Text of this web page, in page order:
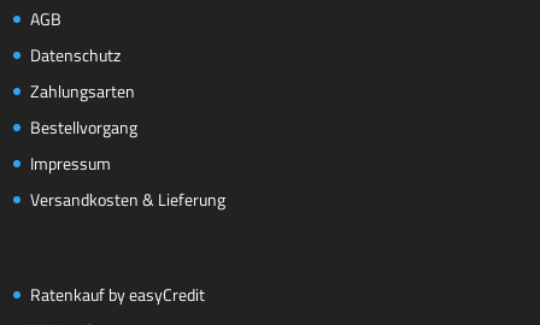
AGB
Datenschutz
Zahlungsarten
Bestellvorgang
Impressum
Versandkosten & Lieferung
Ratenkauf by easyCredit